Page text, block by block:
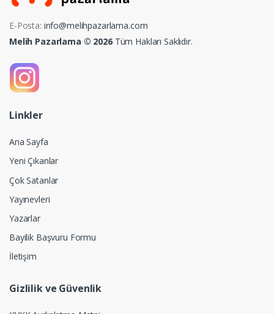
E-Posta: info@melihpazarlama.com
Melih Pazarlama © 2026Tüm Hakları Saklıdır.
Linkler
Ana Sayfa
Yeni Çıkanlar
Çok Satanlar
Yayınevleri
Yazarlar
Bayilik Başvuru Formu
İletişim
Gizlilik ve Güvenlik